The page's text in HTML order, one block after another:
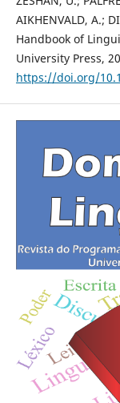
AIKHENVALD, A.;
Handbook of
University Press,
https://doi.org/